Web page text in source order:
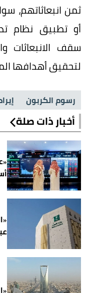
ثمن انبعاثاتهم،
أو تطبيق نظام
سقف الانبعاثات
لتحقيق أهدافها
رسوم الكربون
أخبار ذات صلة